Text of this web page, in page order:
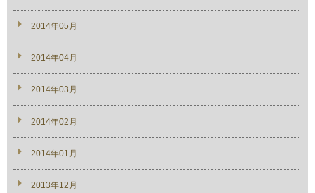
2014年05月
2014年04月
2014年03月
2014年02月
2014年01月
2013年12月